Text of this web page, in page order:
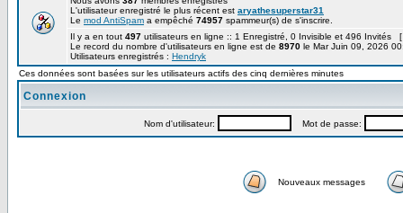
L'utilisateur enregistré le plus récent est aryathesuperstar31
Le mod AntiSpam a empêché 74957 spammeur(s) de s'inscrire.
Il y a en tout 497 utilisateurs en ligne :: 1 Enregistré, 0 Invisible et 496 Invités [
Le record du nombre d'utilisateurs en ligne est de 8970 le Mar Juin 09, 2026
Utilisateurs enregistrés : Hendryk
Ces données sont basées sur les utilisateurs actifs des cinq dernières minutes
Connexion
Nom d'utilisateur: Mot de passe:
Nouveaux messages